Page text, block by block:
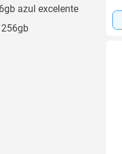
azul excelente